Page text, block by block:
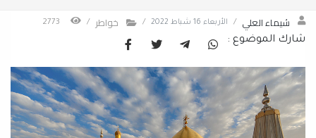
شيماء العلي / الأربعاء 16 شباط 2022 / خواطر /
شارك الموضوع :